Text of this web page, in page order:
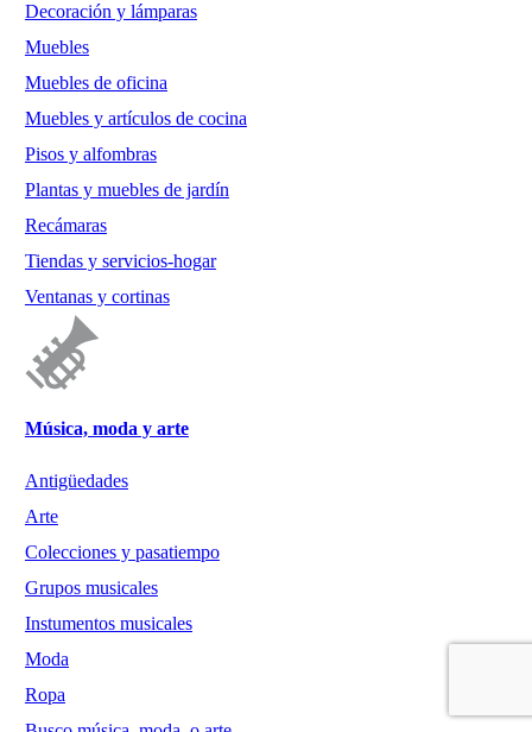
Decoración y lámparas
Muebles
Muebles de oficina
Muebles y artículos de cocina
Pisos y alfombras
Plantas y muebles de jardín
Recámaras
Tiendas y servicios-hogar
Ventanas y cortinas
Música, moda y arte
Antigüedades
Arte
Colecciones y pasatiempo
Grupos musicales
Instumentos musicales
Moda
Ropa